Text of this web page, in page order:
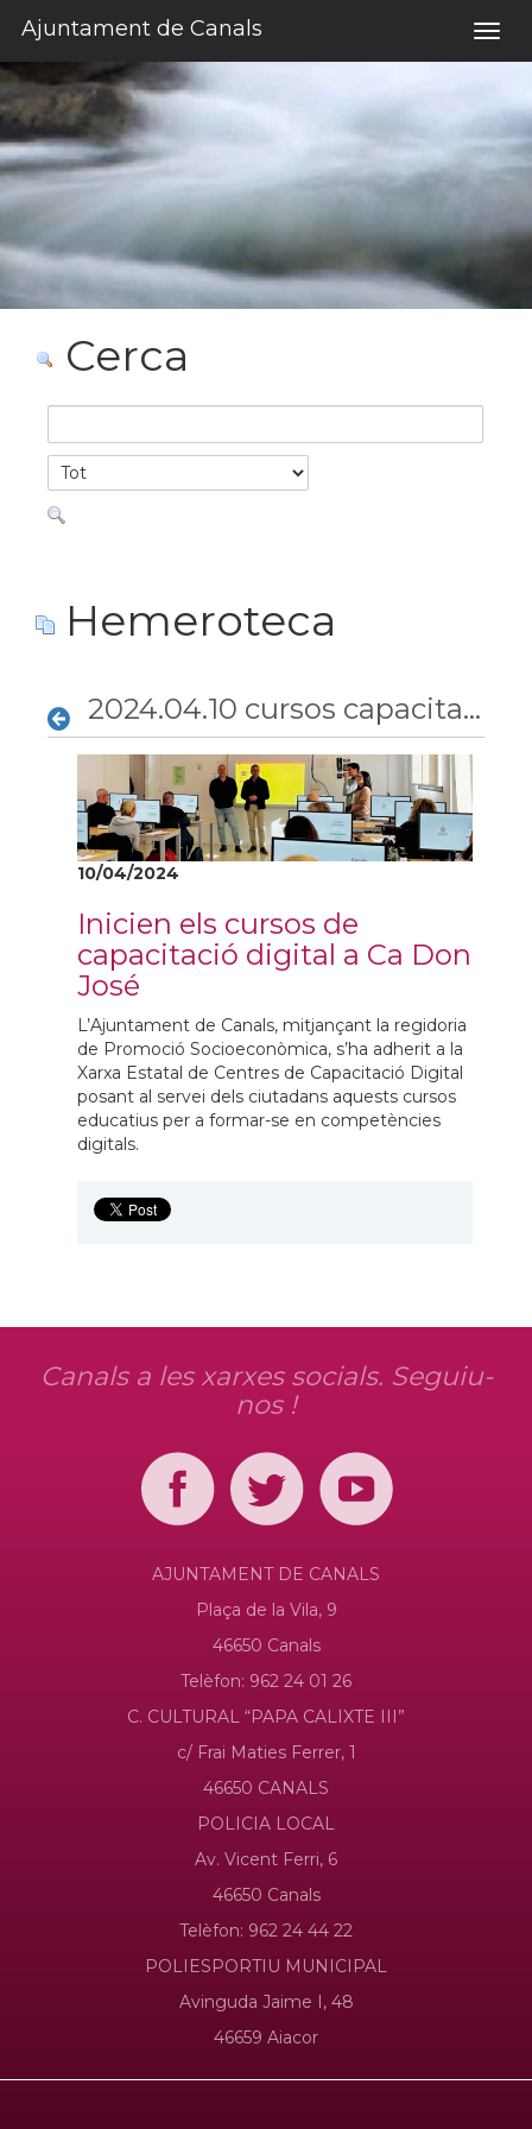
Ajuntament de Canals
Cerca
Hemeroteca
2024.04.10 cursos capacitacio
10/04/2024
Inicien els cursos de
capacitació digital a Ca Don
José
L’Ajuntament de Canals, mitjançant la regidoria
de Promoció Socioeconòmica, s’ha adherit a la
Xarxa Estatal de Centres de Capacitació Digital
posant al servei dels ciutadans aquests cursos
educatius per a formar-se en competències
digitals.
Canals a les xarxes socials. Seguiu-
nos !
AJUNTAMENT DE CANALS
Plaça de la Vila, 9
46650 Canals
Telèfon: 962 24 01 26
C. CULTURAL “PAPA CALIXTE III”
c/ Frai Maties Ferrer, 1
46650 CANALS
POLICIA LOCAL
Av. Vicent Ferri, 6
46650 Canals
Telèfon: 962 24 44 22
POLIESPORTIU MUNICIPAL
Avinguda Jaime I, 48
46659 Aiacor